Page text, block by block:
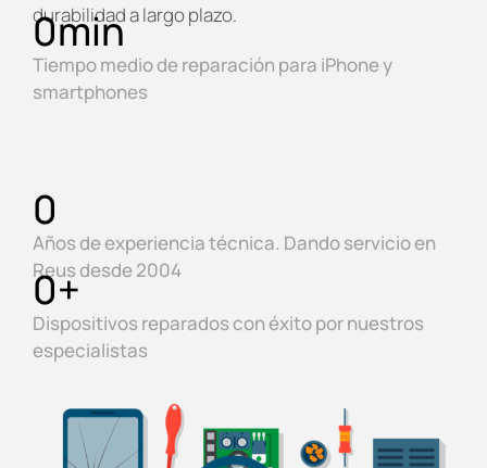
durabilidad a largo plazo.
Tiempo medio de reparación para iPhone y
smartphones
0min
Años de experiencia técnica. Dando servicio en
Reus desde 2004
0
Dispositivos reparados con éxito por nuestros
especialistas
0+